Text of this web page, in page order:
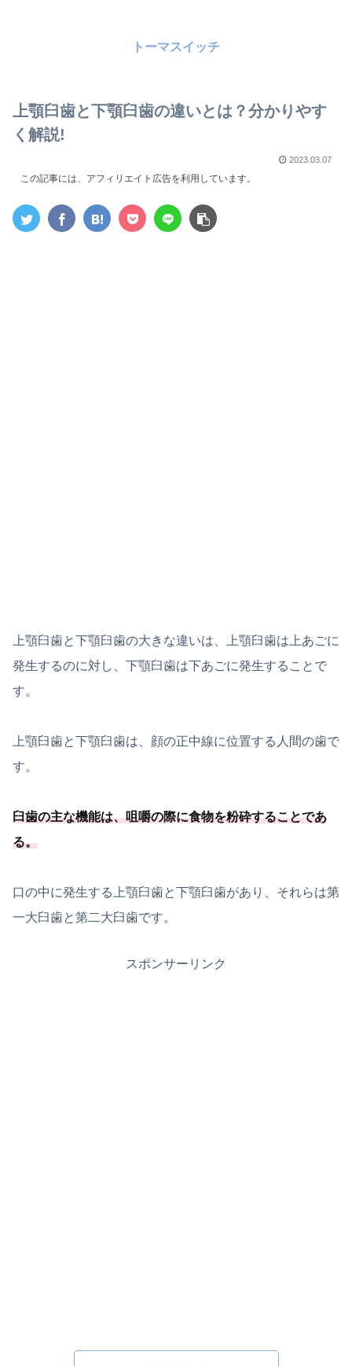
トーマスイッチ
上顎臼歯と下顎臼歯の違いとは？分かりやす
く解説!
2023.03.07
この記事には、アフィリエイト広告を利用しています。
上顎臼歯と下顎臼歯の大きな違いは、上顎臼歯は上あごに
発生するのに対し、下顎臼歯は下あごに発生することで
す。
上顎臼歯と下顎臼歯は、顔の正中線に位置する人間の歯で
す。
臼歯の主な機能は、咀嚼の際に食物を粉砕することであ
る。
口の中に発生する上顎臼歯と下顎臼歯があり、それらは第
一大臼歯と第二大臼歯です。
スポンサーリンク